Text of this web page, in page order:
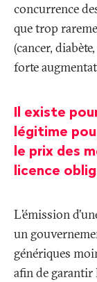
concurrence
que trop
(cancer,
forte
Il existe
légitime
le prix des
licence
L’émission
un
génériques
afin de garantir